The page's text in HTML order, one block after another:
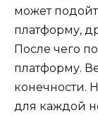
может
платформу,
После чего
платформу.
конечности.
для каждой